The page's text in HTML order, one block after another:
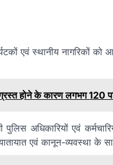
एवं स्थानीय
होने के कारण लगभग 120
अधिकारियों एवं
एवं कानून-व्यवस्था के